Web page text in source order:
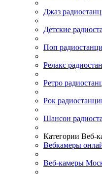
Джаз
Детские
Поп
Релакс
Ретро
Рок
Шансон
Категории Веб-
Вебкамеры
Веб-камеры